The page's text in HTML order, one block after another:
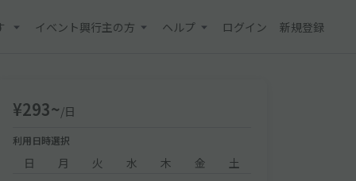
イベント興行主の方 ヘルプ ログイン 新規登録
¥293~/日
利用日時選択
日 月 火 水 木 金
土